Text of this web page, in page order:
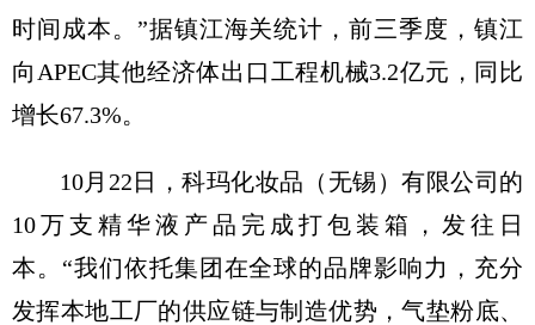
时间成本。”据镇江海关统计，前三季度，镇江
向APEC其他经济体出口工程机械3.2亿元，同比
增长67.3%。
10月22日，科玛化妆品（无锡）有限公司的
10万支精华液产品完成打包装箱，发往日
本。“我们依托集团在全球的品牌影响力，充分
发挥本地工厂的供应链与制造优势，气垫粉底、